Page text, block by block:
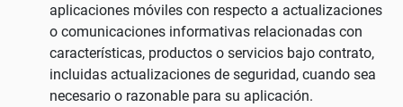
aplicaciones móviles con respecto a actualizaciones
o comunicaciones informativas relacionadas con
características, productos o servicios bajo contrato,
incluidas actualizaciones de seguridad, cuando sea
necesario o razonable para su aplicación.